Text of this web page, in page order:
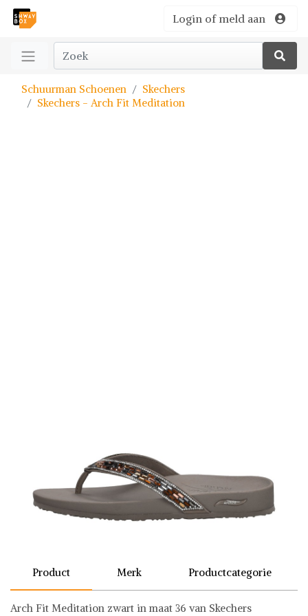
Login of meld aan
Schuurman Schoenen
Skechers
Skechers - Arch Fit Meditation
Product Merk Productcategorie
Arch Fit Meditation zwart in maat 36 van Skechers